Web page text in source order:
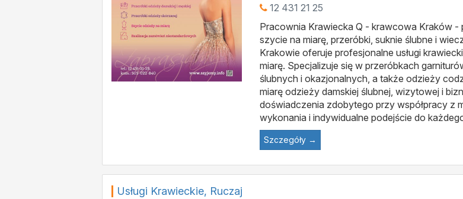
12 431 21 25
Pracownia Krawiecka Q - krawcowa Kraków
szycie na miarę, przeróbki, suknie ślubne i
Krakowie oferuje profesjonalne usługi
miarę. Specjalizuje się w przeróbkach
ślubnych i okazjonalnych, a także odzieży
miarę odzieży damskiej ślubnej, wizytowej i
doświadczenia zdobytego przy współpracy z
wykonania i indywidualne podejście do
Szczegóły →
Usługi Krawieckie, Ruczaj